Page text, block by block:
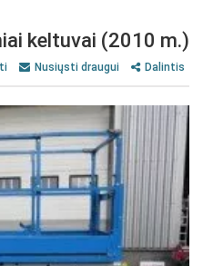
keltuvai (2010 m.)
Nusiųsti draugui Dalintis